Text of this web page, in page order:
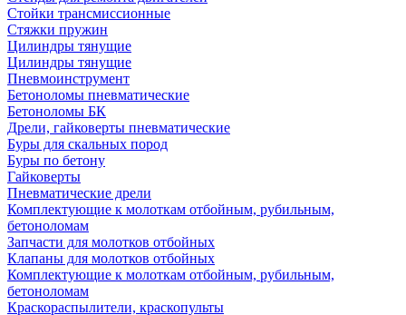
Стойки трансмиссионные
Стяжки пружин
Цилиндры тянущие
Цилиндры тянущие
Пневмоинструмент
Бетоноломы пневматические
Бетоноломы БК
Дрели, гайковерты пневматические
Буры для скальных пород
Буры по бетону
Гайковерты
Пневматические дрели
Комплектующие к молоткам отбойным, рубильным,
бетоноломам
Запчасти для молотков отбойных
Клапаны для молотков отбойных
Комплектующие к молоткам отбойным, рубильным,
бетоноломам
Краскораспылители, краскопульты